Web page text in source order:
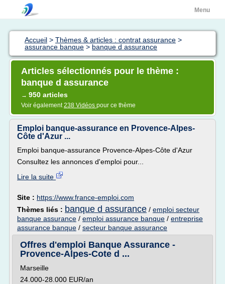
Menu
Accueil > Thèmes & articles : contrat assurance >
assurance banque > banque d assurance
Articles sélectionnés pour le thème :
banque d assurance
→ 950 articles
Voir également238 Vidéos pour ce thème
Emploi banque-assurance en Provence-Alpes-
Côte d'Azur ...
Emploi banque-assurance Provence-Alpes-Côte d'Azur
Consultez les annonces d'emploi pour...
Lire la suite
Site : https://www.france-emploi.com
Thèmes liés : banque d assurance / emploi secteur
banque assurance / emploi assurance banque / entreprise
assurance banque / secteur banque assurance
Offres d'emploi Banque Assurance -
Provence-Alpes-Cote d ...
Marseille
24.000-28.000 EUR/an